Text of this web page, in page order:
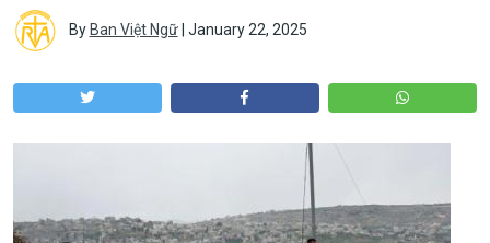
By Ban Việt Ngữ| January 22, 2025